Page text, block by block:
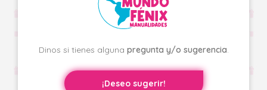
Dinos si tienes alguna pregunta y/o sugerencia.
¡Deseo sugerir!